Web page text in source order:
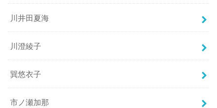
川井田夏海
川澄綾子
巽悠衣子
市ノ瀬加那